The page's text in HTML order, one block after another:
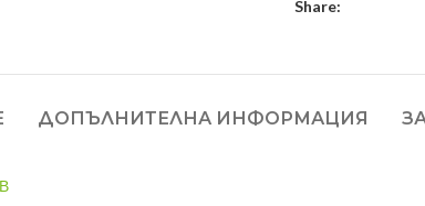
Share:
ДОПЪЛНИТЕЛНА ИНФОРМАЦИЯ